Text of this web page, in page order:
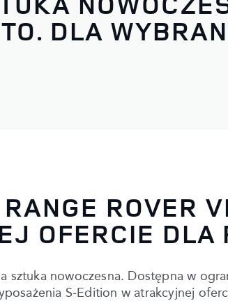
DLA
RANGE ROVER
OFERCIE DLA
sztuka nowoczesna. Dostępna w
S-Edition w atrakcyjnej